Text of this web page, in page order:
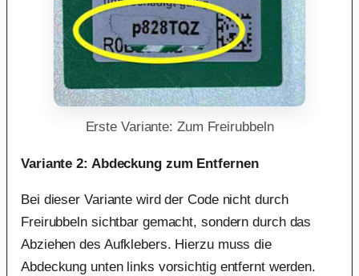
Erste Variante: Zum Freirubbeln
Variante 2: Abdeckung zum Entfernen
Bei dieser Variante wird der Code nicht durch
Freirubbeln sichtbar gemacht, sondern durch das
Abziehen des Aufklebers. Hierzu muss die
Abdeckung unten links vorsichtig entfernt werden.